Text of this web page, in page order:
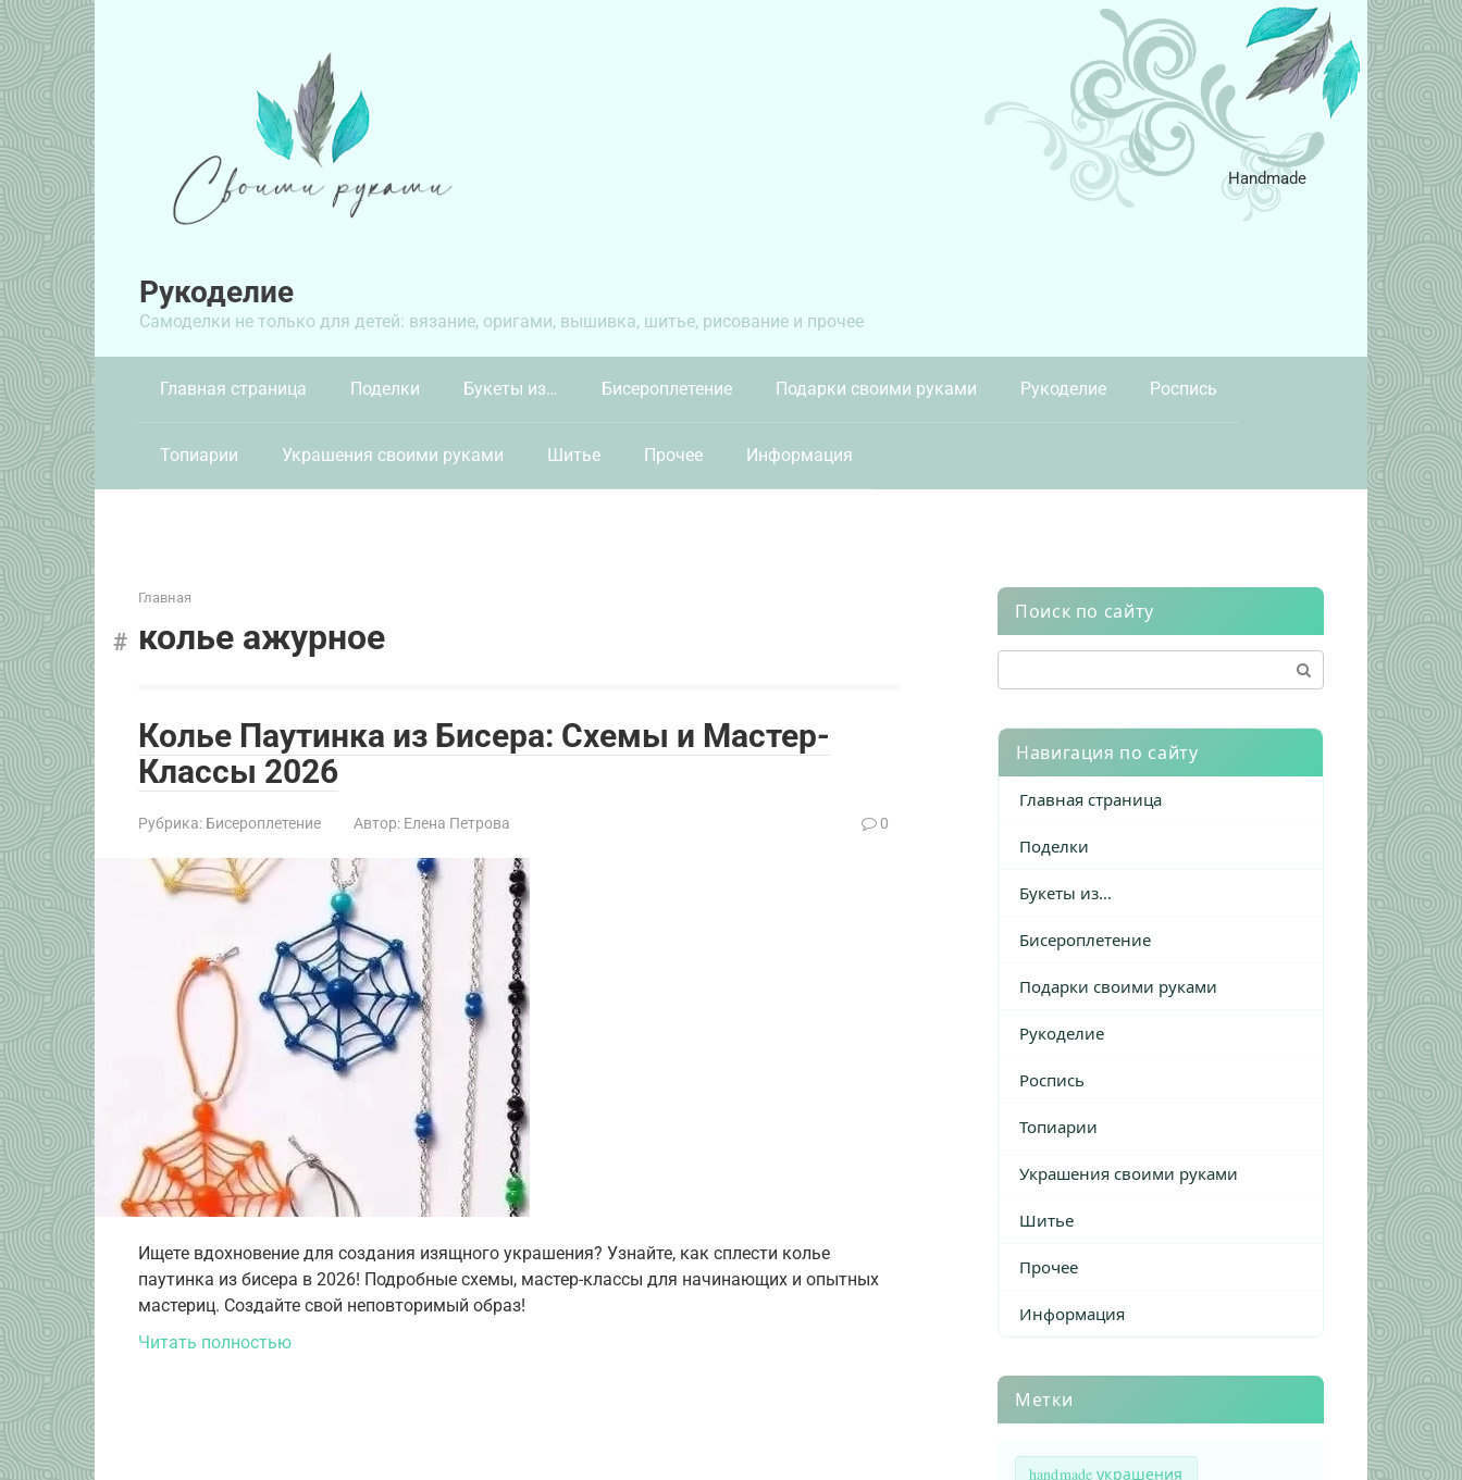
Перейти
к
контенту
Рукоделие
Самоделки не только для детей: вязание, оригами, вышивка, шитье, рисование и прочее
Handmade
Главная страница Поделки Букеты из… Бисероплетение Подарки своими руками Рукоделие Роспись
Топиарии Украшения своими руками Шитье Прочее Информация
Главная
колье ажурное
Колье Паутинка из Бисера: Схемы и Мастер-
Классы 2026
Рубрика: Бисероплетение Автор: Елена Петрова 0
Ищете вдохновение для создания изящного украшения? Узнайте, как сплести колье
паутинка из бисера в 2026! Подробные схемы, мастер-классы для начинающих и опытных
мастериц. Создайте свой неповторимый образ!
Читать полностью
Поиск по сайту
Навигация по сайту
Главная страница
Поделки
Букеты из…
Бисероплетение
Подарки своими руками
Рукоделие
Роспись
Топиарии
Украшения своими руками
Шитье
Прочее
Информация
Метки
handmade украшения